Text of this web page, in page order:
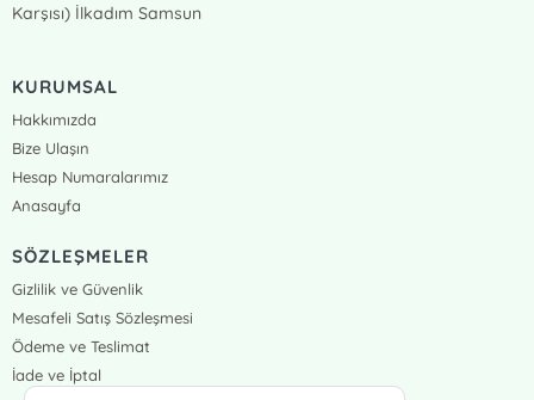
Karşısı) İlkadım Samsun
KURUMSAL
Hakkımızda
Bize Ulaşın
Hesap Numaralarımız
Anasayfa
SÖZLEŞMELER
Gizlilik ve Güvenlik
Mesafeli Satış Sözleşmesi
Ödeme ve Teslimat
İade ve İptal